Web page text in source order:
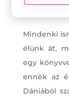
Mindenki
élünk át,
egy
ennek az
Dániából